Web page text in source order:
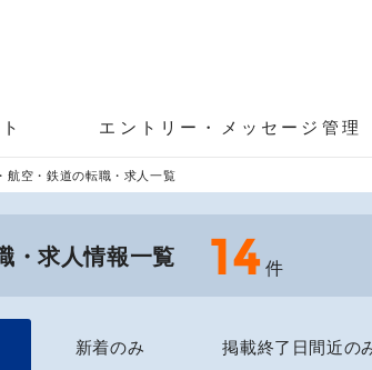
エントリー・メッセージ管理
航空・鉄道の転職・求人一覧
・求人情報一覧 14 件
新着のみ 掲載終了日間近の